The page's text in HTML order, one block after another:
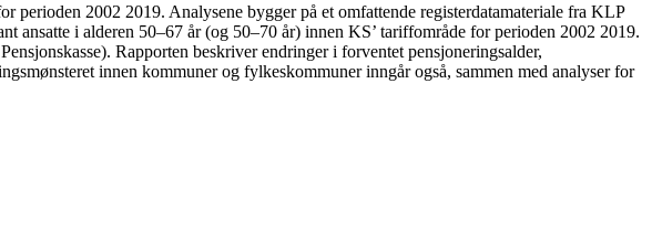
perioden 2002 2019. Analysene bygger på et omfattende registerdatamateriale fra KLP
ansatte i alderen 50–67 år (og 50–70 år) innen KS’ tariffområde for perioden 2002 2019.
Rapporten beskriver endringer i forventet pensjoneringsalder,
innen kommuner og fylkeskommuner inngår også, sammen med analyser for